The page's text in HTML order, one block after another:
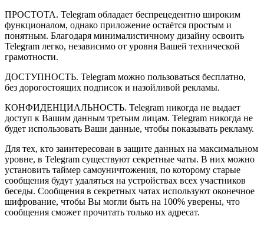
ПРОСТОТА. Telegram обладает беспрецедентно широким
функционалом, однако приложение остаётся простым и
понятным. Благодаря минималистичному дизайну освоить
Telegram легко, независимо от уровня Вашей технической
грамотности.
ДОСТУПНОСТЬ. Telegram можно пользоваться бесплатно,
без дорогостоящих подписок и назойливой рекламы.
КОНФИДЕНЦИАЛЬНОСТЬ. Telegram никогда не выдает
доступ к Вашим данным третьим лицам. Telegram никогда не
будет использовать Ваши данные, чтобы показывать рекламу.
Для тех, кто заинтересован в защите данных на максимальном
уровне, в Telegram существуют секретные чаты. В них можно
установить таймер самоуничтожения, по которому старые
сообщения будут удаляться на устройствах всех участников
беседы. Сообщения в секретных чатах используют оконечное
шифрование, чтобы Вы могли быть на 100% уверены, что
сообщения сможет прочитать только их адресат.